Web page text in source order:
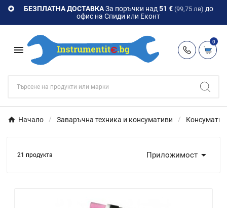
 БЕЗПЛАТНА ДОСТАВКАЗа поръчки над 51 € (99,75 лв) до
офис на Спиди или Еконт

0
Начало Заваръчна техника и консумативи
21 продукта Приложимост 